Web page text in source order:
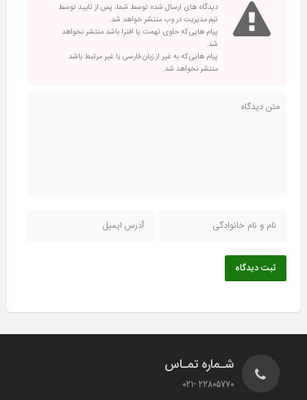
دیدگاه های ارسال شده توسط شما، پس از تایید توسط
تیم مدیریت در وب منتشر خواهد شد.
پیام هایی که حاوی تهمت یا افترا باشد منتشر نخواهد
شد.
پیام هایی که به غیر از زبان فارسی یا غیر مرتبط باشد
منتشر نخواهد شد.
ثبت دیدگاه
شـماره تمـاس
22805770 -021